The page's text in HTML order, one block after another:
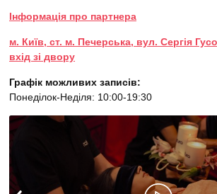
Інформація про партнера
м. Київ, ст. м. Печерська, вул. Сергія
вхід зі двору
Графік можливих записів:
Понеділок-Неділя: 10:00-19:30